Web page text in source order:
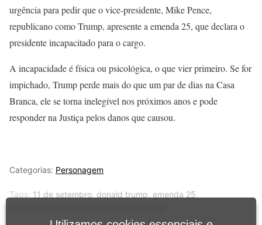
urgência para pedir que o vice-presidente, Mike Pence,
republicano como Trump, apresente a emenda 25, que declara o
presidente incapacitado para o cargo.
A incapacidade é física ou psicológica, o que vier primeiro. Se for
impichado, Trump perde mais do que um par de dias na Casa
Branca, ele se torna inelegível nos próximos anos e pode
responder na Justiça pelos danos que causou.
Categorias: Personagem
Tags: 11 de setembro donald trump emenda 25